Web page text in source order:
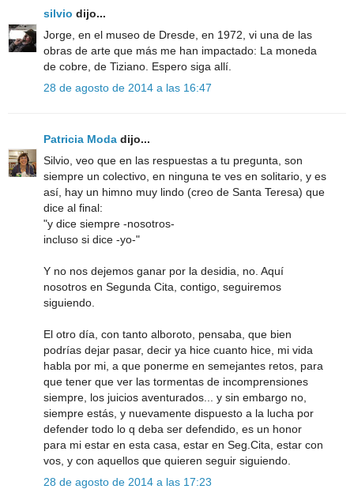
silvio dijo...
Jorge, en el museo de Dresde, en 1972, vi una de las
obras de arte que más me han impactado: La moneda
de cobre, de Tiziano. Espero siga allí.
28 de agosto de 2014 a las 16:47
Patricia Moda dijo...
Silvio, veo que en las respuestas a tu pregunta, son
siempre un colectivo, en ninguna te ves en solitario, y es
así, hay un himno muy lindo (creo de Santa Teresa) que
dice al final:
"y dice siempre -nosotros-
incluso si dice -yo-"
Y no nos dejemos ganar por la desidia, no. Aquí
nosotros en Segunda Cita, contigo, seguiremos
siguiendo.
El otro día, con tanto alboroto, pensaba, que bien
podrías dejar pasar, decir ya hice cuanto hice, mi vida
habla por mi, a que ponerme en semejantes retos, para
que tener que ver las tormentas de incomprensiones
siempre, los juicios aventurados... y sin embargo no,
siempre estás, y nuevamente dispuesto a la lucha por
defender todo lo q deba ser defendido, es un honor
para mi estar en esta casa, estar en Seg.Cita, estar con
vos, y con aquellos que quieren seguir siguiendo.
28 de agosto de 2014 a las 17:23